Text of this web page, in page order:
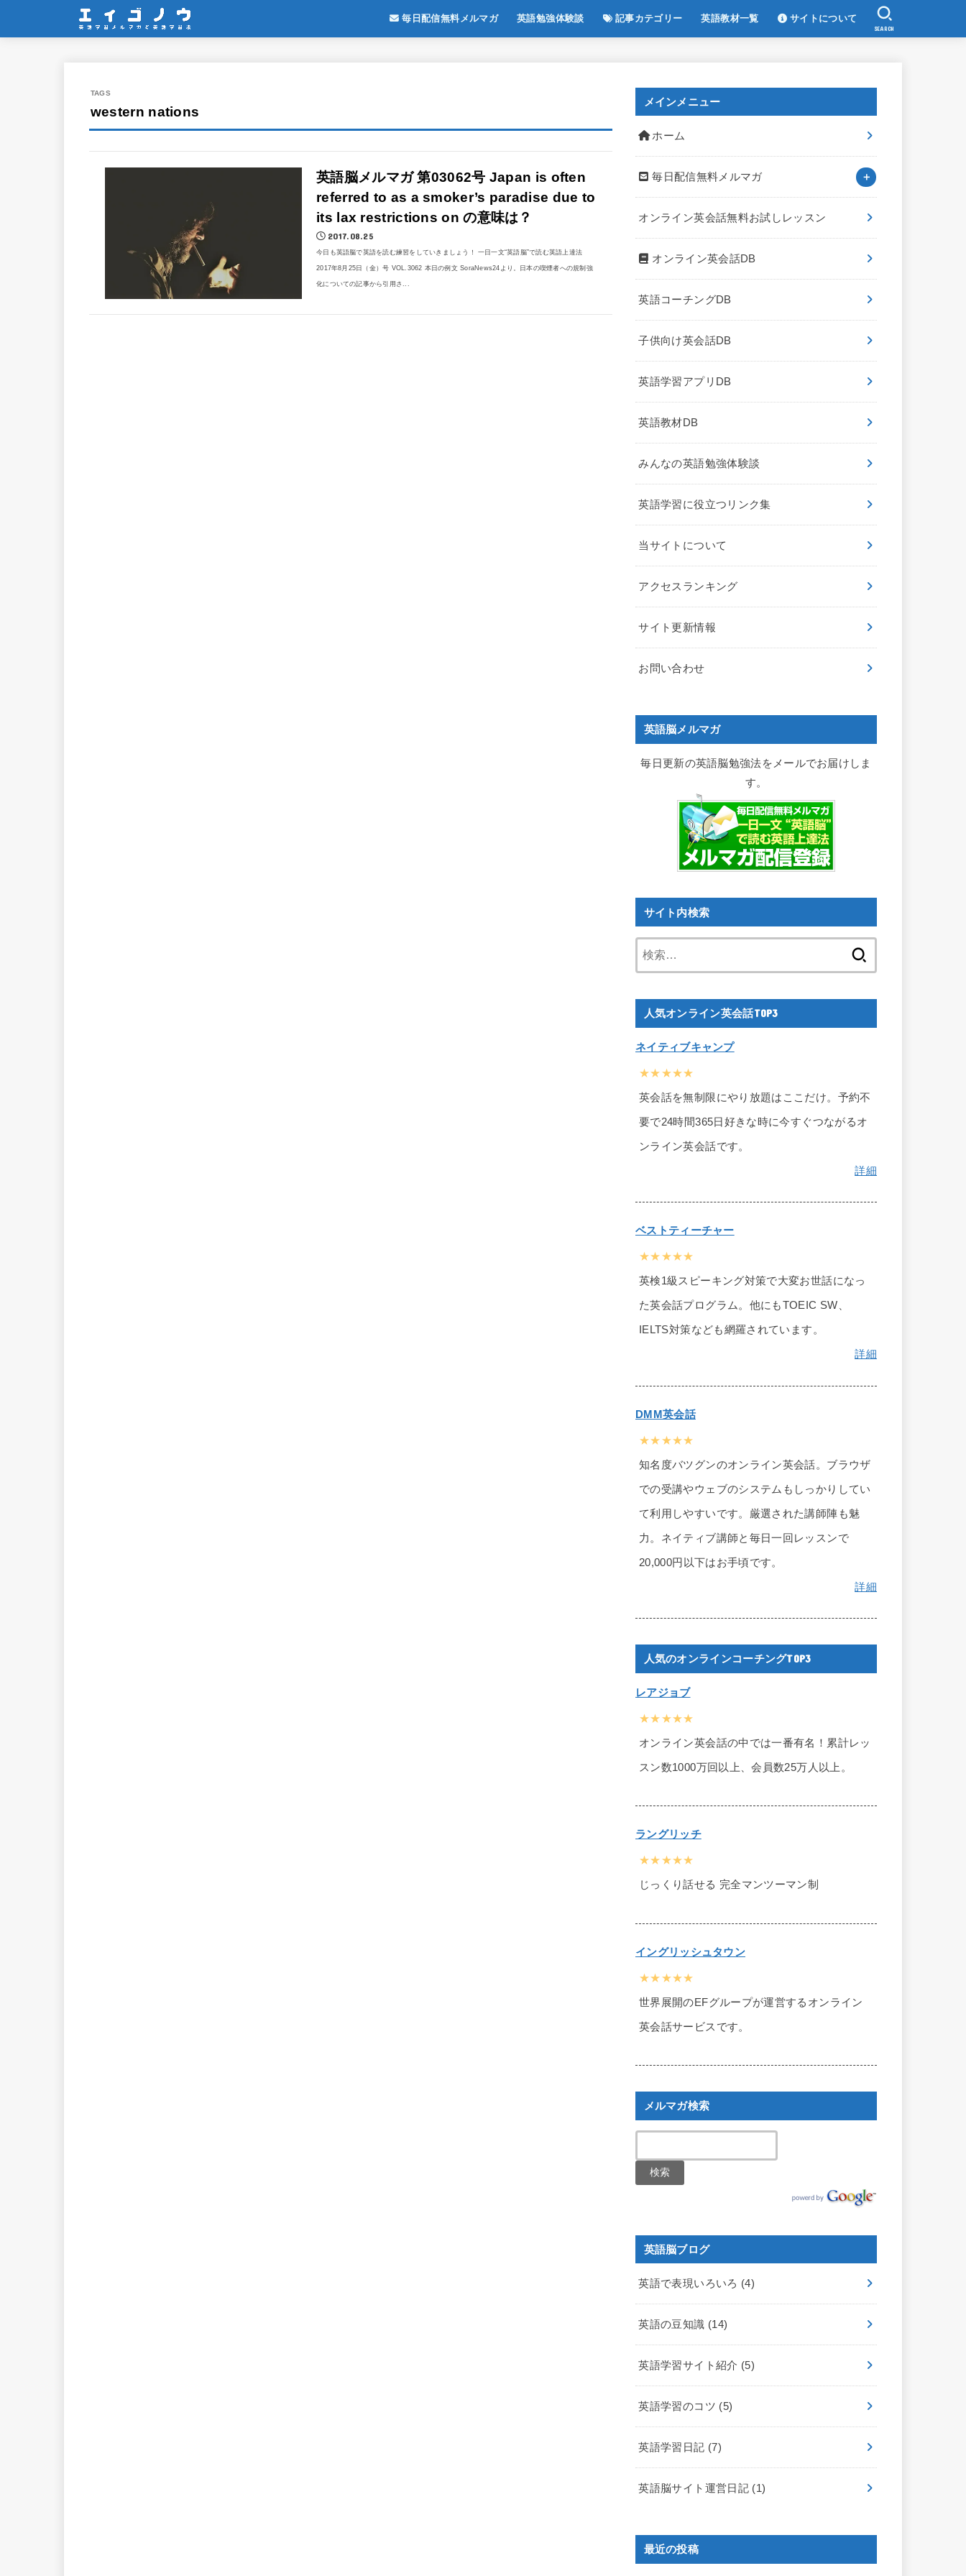
毎日配信無料メルマガ 英語勉強体験談 記事カテゴリー 英語教材一覧 サイトについて
SEARCH
western nations
英語脳メルマガ 第03062号 Japan is often
referred to as a smoker’s paradise due to
its lax restrictions on の意味は？
2017.08.25
今日も英語脳で英語を読む練習をしていきましょう！ 一日一文“英語脳”で読む英語上達法
2017年8月25日（金）号 VOL.3062 本日の例文 SoraNews24より。日本の喫煙者への規制強
化についての記事から引用さ...
メインメニュー
ホーム
毎日配信無料メルマガ
オンライン英会話無料お試しレッスン
オンライン英会話DB
英語コーチングDB
子供向け英会話DB
英語学習アプリDB
英語教材DB
みんなの英語勉強体験談
英語学習に役立つリンク集
当サイトについて
アクセスランキング
サイト更新情報
お問い合わせ
英語脳メルマガ
毎日更新の英語脳勉強法をメールでお届けしま
す。
サイト内検索
人気オンライン英会話TOP3
ネイティブキャンプ
★★★★★
英会話を無制限にやり放題はここだけ。予約不
要で24時間365日好きな時に今すぐつながるオ
ンライン英会話です。
詳細
ベストティーチャー
★★★★★
英検1級スピーキング対策で大変お世話になっ
た英会話プログラム。他にもTOEIC SW、
IELTS対策なども網羅されています。
詳細
DMM英会話
★★★★★
知名度バツグンのオンライン英会話。ブラウザ
での受講やウェブのシステムもしっかりしてい
て利用しやすいです。厳選された講師陣も魅
力。ネイティブ講師と毎日一回レッスンで
20,000円以下はお手頃です。
詳細
人気のオンラインコーチングTOP3
レアジョブ
★★★★★
オンライン英会話の中では一番有名！累計レッ
スン数1000万回以上、会員数25万人以上。
ラングリッチ
★★★★★
じっくり話せる 完全マンツーマン制
イングリッシュタウン
★★★★★
世界展開のEFグループが運営するオンライン
英会話サービスです。
メルマガ検索
英語脳ブログ
英語で表現いろいろ (4)
英語の豆知識 (14)
英語学習サイト紹介 (5)
英語学習のコツ (5)
英語学習日記 (7)
英語脳サイト運営日記 (1)
最近の投稿